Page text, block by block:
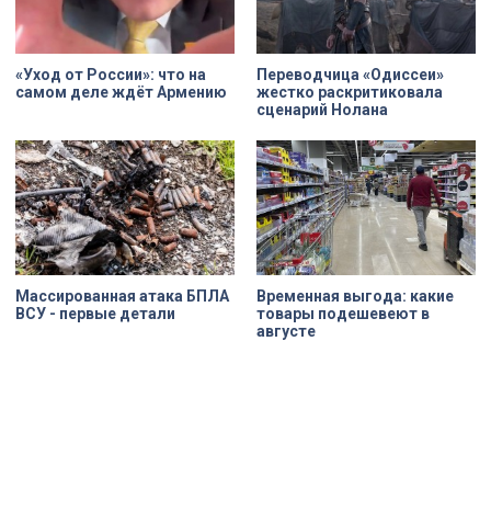
«Уход от России»: что на
самом деле ждёт Армению
Переводчица «Одиссеи»
жестко раскритиковала
сценарий Нолана
Массированная атака БПЛА
ВСУ - первые детали
Временная выгода: какие
товары подешевеют в
августе